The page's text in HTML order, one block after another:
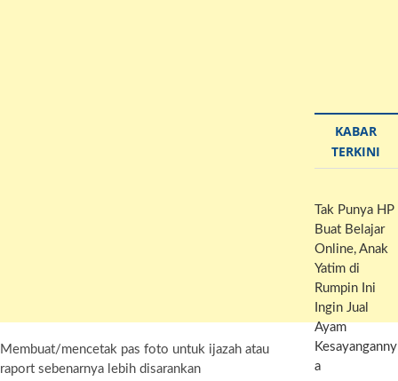
Membuat/mencetak pas foto untuk ijazah atau
raport sebenarnya lebih disarankan
KABAR
TERKINI
Tak Punya HP
Buat Belajar
Online, Anak
Yatim di
Rumpin Ini
Ingin Jual
Ayam
Kesayanganny
a